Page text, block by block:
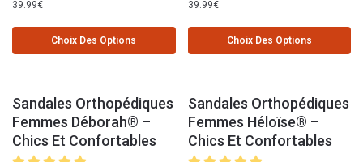
39.99€
Choix Des Options
39.99€
Choix Des Options
Sandales Orthopédiques
Femmes Déborah® –
Chics Et Confortables
Sandales Orthopédiques
Femmes Héloïse® –
Chics Et Confortables